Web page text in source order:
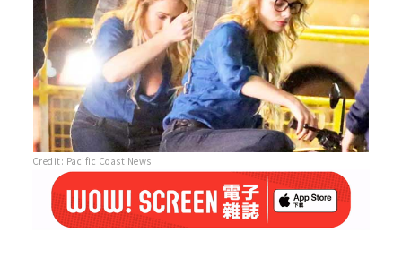
Credit: Pacific Coast News